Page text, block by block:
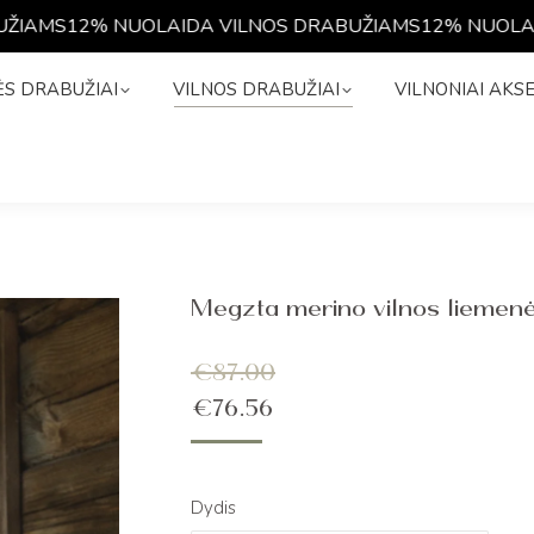
12% NUOLAIDA VILNOS DRABUŽIAMS12%
DRABUŽIAI VILNOS DRABUŽIAI VILNONIAI
Megzta merino vilnos
€87.00
€76.56
Dydis
DRABUŽIAI VILNOS DRABUŽIAI VILNONIAI